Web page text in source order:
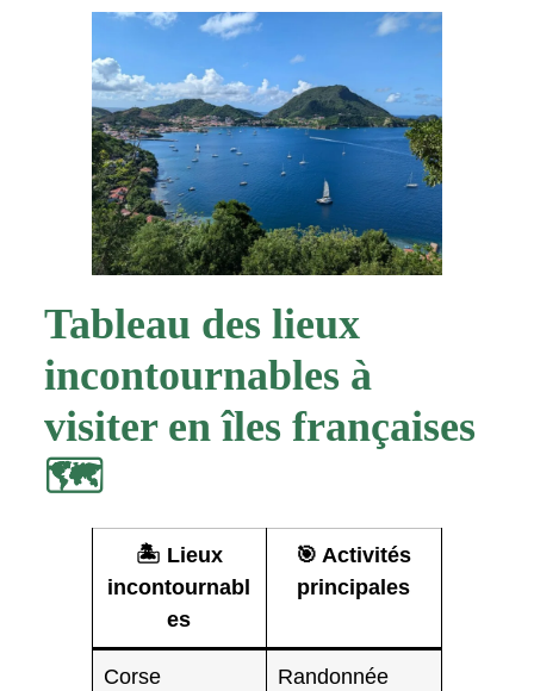
Tableau des lieux
incontournables à
visiter en îles françaises
🗺️
🏝️ Lieux
incontournabl
es
🎯 Activités
principales
Corse
Randonnée